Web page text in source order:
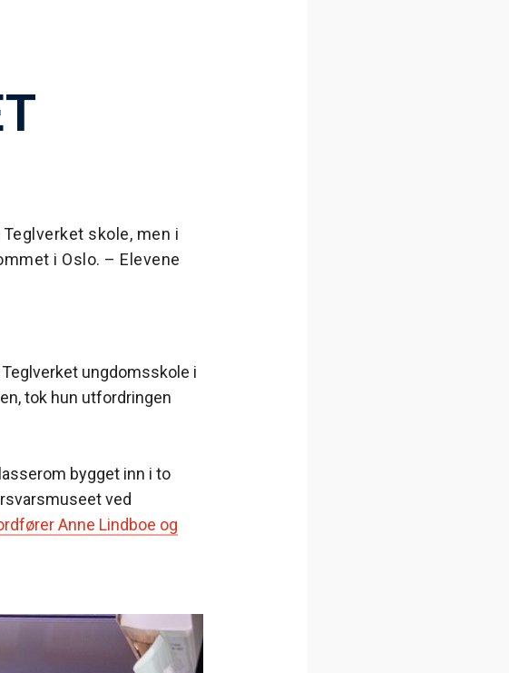
skole, men i
i Oslo. – Elevene
ungdomsskole i
tok hun utfordringen
bygget inn i to
ved
Anne Lindboe og